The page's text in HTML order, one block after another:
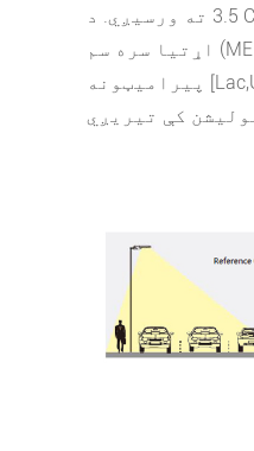
3.5 ته ورسیږي. د CIE 140/EN 13201
اړتیا سره سم (ME 1~ ME 2)، دا
پیرامیټونه [Lac,UO,UI,TI,SR ] په
کې تیریږي